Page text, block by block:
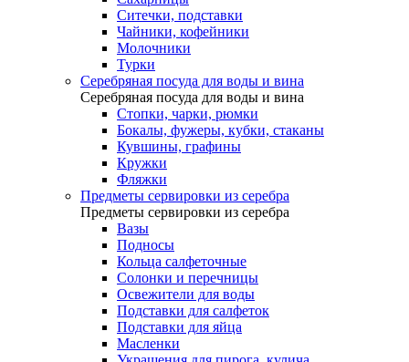
Ситечки, подставки
Чайники, кофейники
Молочники
Турки
Серебряная посуда для воды и вина
Серебряная посуда для воды и вина
Стопки, чарки, рюмки
Бокалы, фужеры, кубки, стаканы
Кувшины, графины
Кружки
Фляжки
Предметы сервировки из серебра
Предметы сервировки из серебра
Вазы
Подносы
Кольца салфеточные
Солонки и перечницы
Освежители для воды
Подставки для салфеток
Подставки для яйца
Масленки